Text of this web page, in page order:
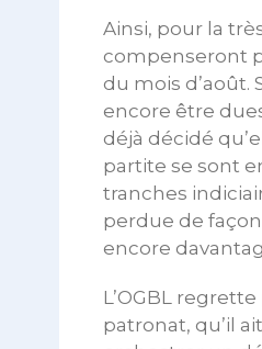
Ainsi, pour la
compenseront
du mois
encore être
déjà décidé
partite se sont
tranches
perdue de
encore
L’OGBL
patronat, qu’il